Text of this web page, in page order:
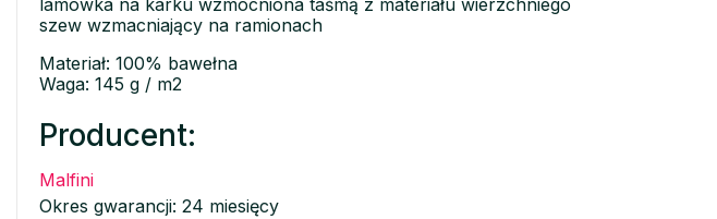
lamówka na karku wzmocniona taśmą z materiału wierzchniego
szew wzmacniający na ramionach
Materiał: 100% bawełna
Waga: 145 g / m2
Producent:
Malfini
Okres gwarancji: 24 miesięcy